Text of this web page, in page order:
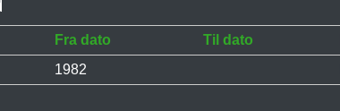
Fra dato Til dato
1982